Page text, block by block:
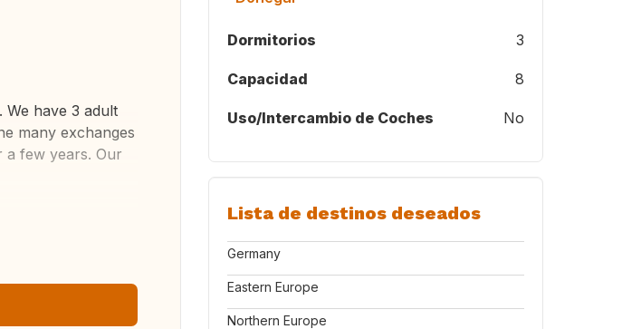
We have 3 adult
many exchanges
a few years. Our
Dormitorios 3
Capacidad 8
Uso/Intercambio de Coches No
Lista de destinos deseados
Germany
Eastern Europe
Northern Europe